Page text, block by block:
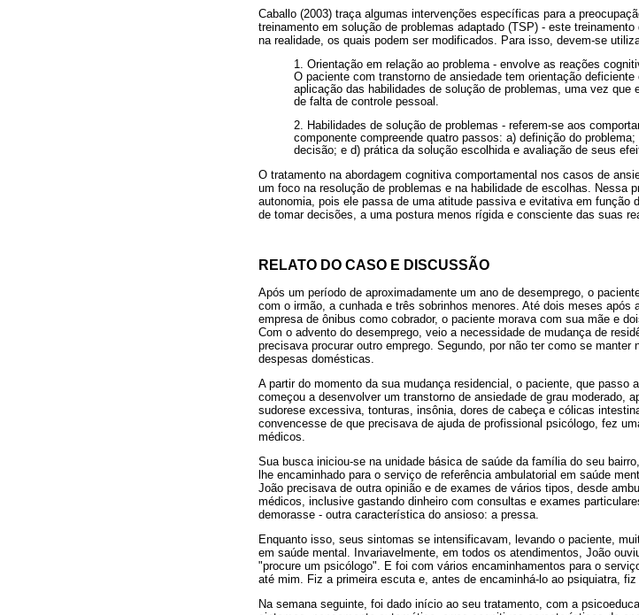
Caballo (2003) traça algumas intervenções específicas para a
treinamento em solução de problemas adaptado (TSP) - este
na realidade, os quais podem ser modificados. Para isso, devem-se
1. Orientação em relação ao problema - envolve as reações
O paciente com transtorno de ansiedade tem orientação
aplicação das habilidades de solução de problemas, uma vez
de falta de controle pessoal.
2. Habilidades de solução de problemas - referem-se aos
componente compreende quatro passos: a) definição do
decisão; e d) prática da solução escolhida e avaliação de seus
O tratamento na abordagem cognitiva comportamental nos casos de
um foco na resolução de problemas e na habilidade de escolhas. Nessa
autonomia, pois ele passa de uma atitude passiva e evitativa em função
de tomar decisões, a uma postura menos rígida e consciente das suas
RELATO DO CASO E DISCUSSÃO
Após um período de aproximadamente um ano de desemprego, o
com o irmão, a cunhada e três sobrinhos menores. Até dois meses após
empresa de ônibus como cobrador, o paciente morava com sua mãe e
Com o advento do desemprego, veio a necessidade de mudança de
precisava procurar outro emprego. Segundo, por não ter como se
despesas domésticas.
A partir do momento da sua mudança residencial, o paciente, que passo
começou a desenvolver um transtorno de ansiedade de grau moderado,
sudorese excessiva, tonturas, insônia, dores de cabeça e cólicas
convencesse de que precisava de ajuda de profissional psicólogo, fez
médicos.
Sua busca iniciou-se na unidade básica de saúde da família do seu
lhe encaminhado para o serviço de referência ambulatorial em saúde
João precisava de outra opinião e de exames de vários tipos, desde
médicos, inclusive gastando dinheiro com consultas e exames
demorasse - outra característica do ansioso: a pressa.
Enquanto isso, seus sintomas se intensificavam, levando o paciente,
em saúde mental. Invariavelmente, em todos os atendimentos, João
"procure um psicólogo". E foi com vários encaminhamentos para o
até mim. Fiz a primeira escuta e, antes de encaminhá-lo ao psiquiatra,
Na semana seguinte, foi dado início ao seu tratamento, com a